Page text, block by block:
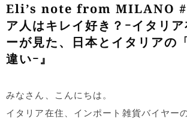
Eli’s note from MILANO
ア人はキレイ好き？ｰイタリ
ーが見た、日本とイタリアの
違いｰ』
みなさん、こんにちは。
イタリア在住、インポート雑貨バイヤー